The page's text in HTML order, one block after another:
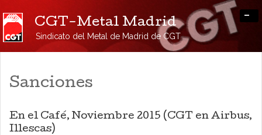
CGT-Metal Madrid
Sindicato del Metal de Madrid de CGT
-
Sanciones
En el Café, Noviembre 2015 (CGT en Airbus,
Illescas)